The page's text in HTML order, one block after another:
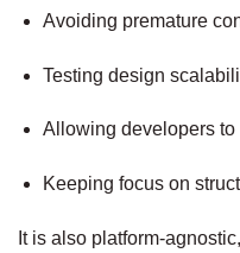
Avoiding premature
Testing design
Allowing developers
Keeping focus on
It is also platform-